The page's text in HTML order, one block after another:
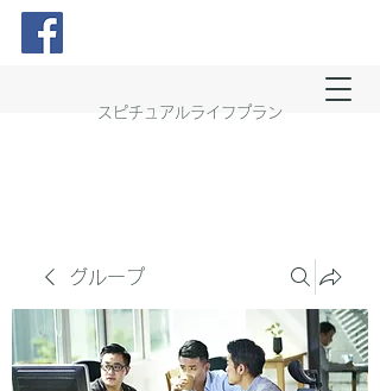
スピチュアルライフプラン
グループ